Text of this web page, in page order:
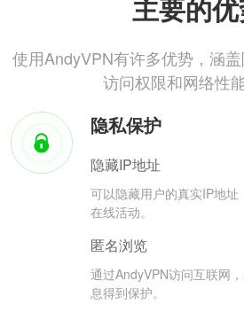
主要的
使用AndyVPN有许多优势，涵盖
访问权限和网络性
隐私保护
隐藏IP地址
可以隐藏用户的真实IP地
在线活动。
匿名浏览
通过AndyVPN访问互联网
息得到保护。